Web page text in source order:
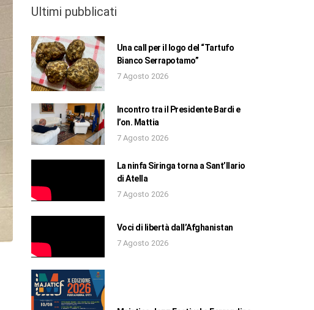
Ultimi pubblicati
Una call per il logo del “Tartufo
Bianco Serrapotamo”
7 Agosto 2026
Incontro tra il Presidente Bardi e
l’on. Mattia
7 Agosto 2026
La ninfa Siringa torna a Sant’Ilario
di Atella
7 Agosto 2026
Voci di libertà dall’Afghanistan
7 Agosto 2026